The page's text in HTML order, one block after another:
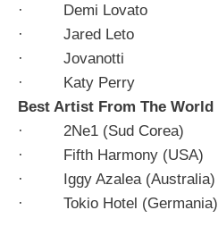
· Demi Lovato
· Jared Leto
· Jovanotti
· Katy Perry
Best Artist From The World
· 2Ne1 (Sud Corea)
· Fifth Harmony (USA)
· Iggy Azalea (Australia)
· Tokio Hotel (Germania)